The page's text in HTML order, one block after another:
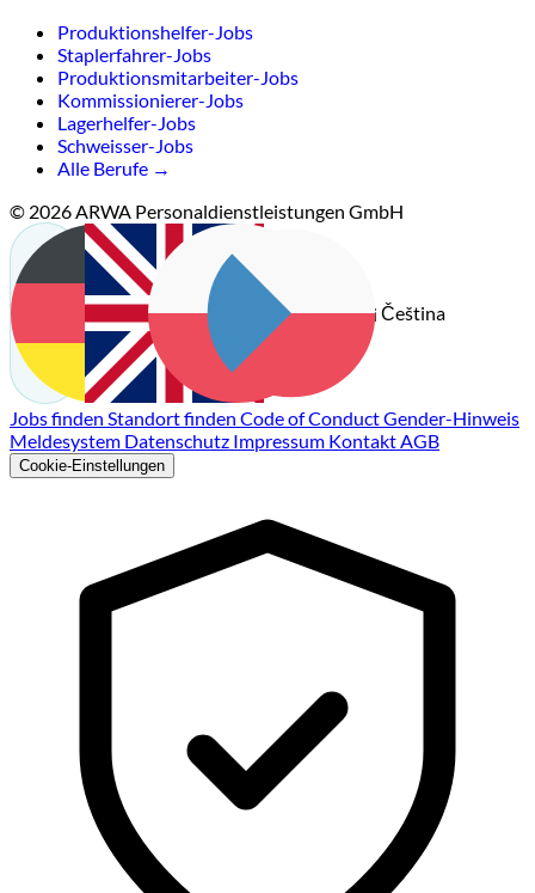
Produktionshelfer-Jobs
Staplerfahrer-Jobs
Produktionsmitarbeiter-Jobs
Kommissionierer-Jobs
Lagerhelfer-Jobs
Schweisser-Jobs
Alle Berufe →
© 2026 ARWA Personaldienstleistungen GmbH
Deutsch EnglishPolski Čeština
Jobs finden Standort finden Code of ConductGender-Hinweis
Meldesystem Datenschutz Impressum KontaktAGB
Cookie-Einstellungen